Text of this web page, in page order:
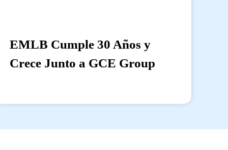
EMLB Cumple 30 Años y
Crece Junto a GCE Group